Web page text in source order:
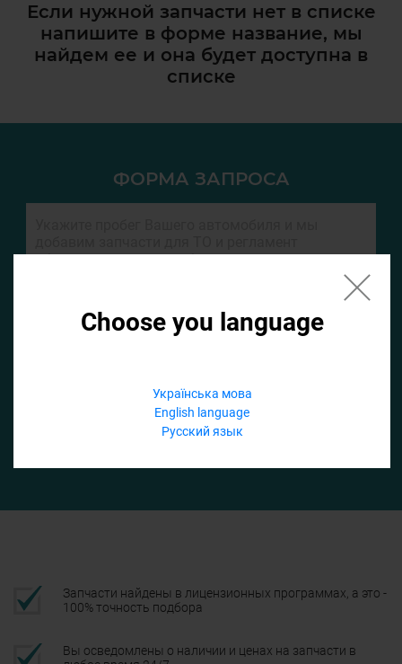
Choose you language
Українська мова
English language
Русский язык
Если нужной запчасти нет в списке
напишите в форме название, мы
найдем ее и она будет доступна в
списке
ФОРМА ЗАПРОСА
Если не заполнить по умолчанию найдем список для ТО
Запчасти найдены в лицензионных программах, а это -
100% точность подбора
Вы осведомлены о наличии и ценах на запчасти в